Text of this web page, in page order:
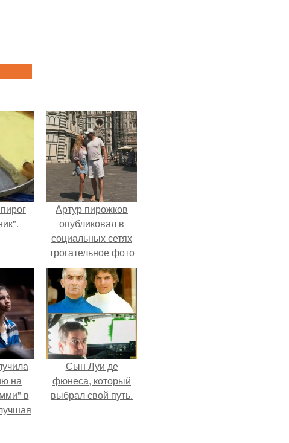
Артур пирожков
опубликовал в
социальных сетях
трогательное фото
с супругой
Анжеликой,
сделанное во
время их недавнего
путешествия в
Италию.
на
в
Сын Луи де
фюнеса, который
выбрал свой путь.